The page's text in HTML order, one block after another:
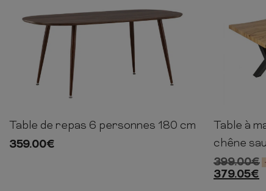
75cm 180cm 90cm
Table de repas 6 personnes 180 cm
359.00€
76cm
Table à
chêne
399.00€
379.05€